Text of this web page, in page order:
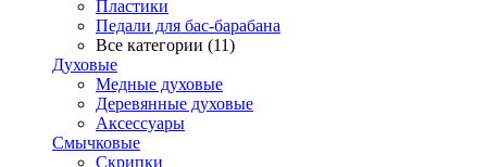
Пластики
Педали для бас-барабана
Все категории (11)
Духовые
Медные духовые
Деревянные духовые
Аксессуары
Смычковые
Скрипки